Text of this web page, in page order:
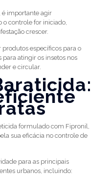
é importante agir
o controle for iniciado,
crescer.
específicos para o
atingir os insetos nos
e circular.
formulado com Fipronil,
sua eficácia no controle de
para as principais
urbanos, incluindo: